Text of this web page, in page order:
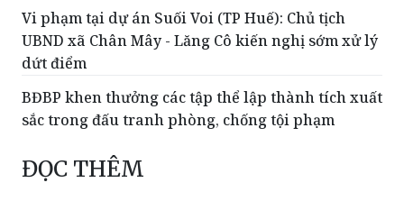
dứt điểm
BĐBP khen thưởng các tập thể lập thành tích xuất
sắc trong đấu tranh phòng, chống tội phạm
ĐỌC THÊM
Ban Pháp chế HĐND tỉnh khảo sát công tác